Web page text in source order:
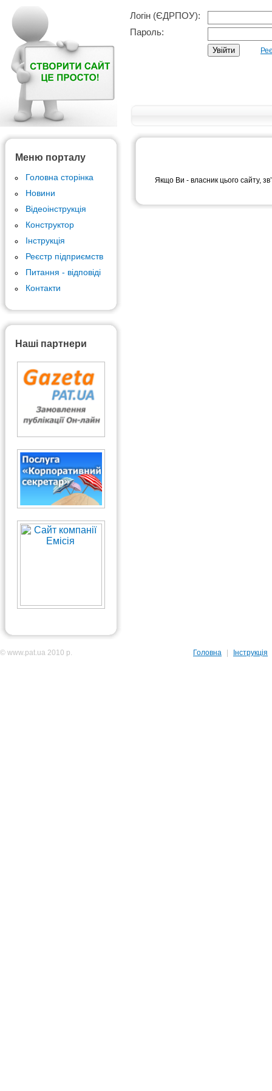
Логін (ЄДРПОУ):
Пароль:
Меню порталу
Головна сторінка
Новини
Відеоінструкція
Конструктор
Інструкція
Реєстр підприємств
Питання - відповіді
Контакти
Наші партнери
Якщо Ви - власник цього сайту,
© www.pat.ua 2010 р. Головна Інструкція